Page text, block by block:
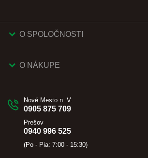
O SPOLOČNOSTI
O NÁKUPE
Nové Mesto n. V.
0905 875 709
Prešov
0940 996 525
(Po - Pia: 7:00 - 15:30)